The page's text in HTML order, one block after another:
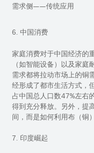
需求侧——传统应用
6. 中国消费
家庭消费对于中国经济的
（如智能设备）以及家
需求都将拉动市场上的铜
经形成了都市生活方式，
占中国总人口数47%左右
得到充分释放。 另外，提
间，而是如何利用布（铜
7. 印度崛起